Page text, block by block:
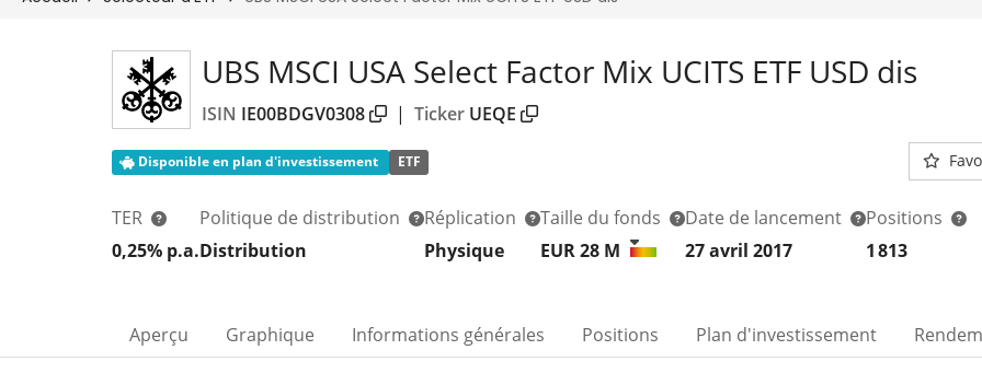
UBS MSCI USA Select Factor Mix UCITS ETF USD dis
ISIN IE00BDGV0308 | Ticker UEQE
Disponible en plan d'investissement ETF
TER
0,25% p.a.
Politique de distribution
Distribution
Réplication
Physique
Taille du fonds
EUR 28 M
Date de lancement
27 avril 2017
Positions
1 813
Aperçu Graphique Informations générales Positions Plan d'investissement